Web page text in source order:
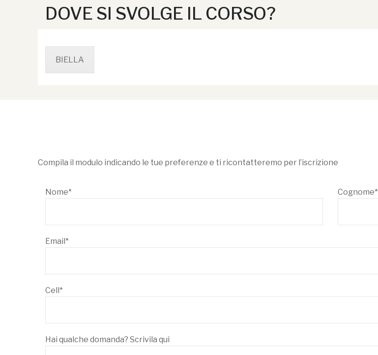
DOVE SI SVOLGE IL CORSO?
BIELLA
Compila il modulo indicando le tue preferenze e ti ricontatteremo per l’iscrizione
Nome* Cognome*
Email*
Cell*
Hai qualche domanda? Scrivila qui